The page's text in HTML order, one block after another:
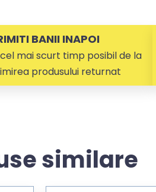
BANII INAPOI
mai scurt timp posibil de la
produsului returnat
similare